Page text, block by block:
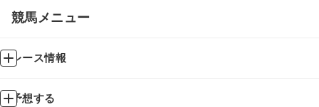
競馬メニュー
レース情報
予想する